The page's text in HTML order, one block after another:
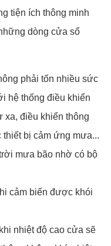
tiện ích thông minh
dòng cửa sổ
phải tốn nhiều sức
hệ thống điều khiển
xa, điều khiển thông
bị cảm ứng mưa...
mưa bão nhờ có bộ
cảm biến được khói
nhiệt độ cao cửa sẽ